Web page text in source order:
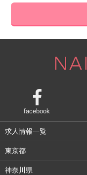
facebook
求人情報一覧
東京都
神奈川県